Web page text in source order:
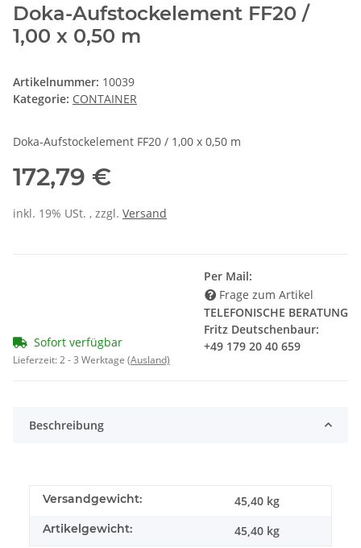
Doka-Aufstockelement FF20 /
1,00 x 0,50 m
Artikelnummer: 10039
Kategorie: CONTAINER
Doka-Aufstockelement FF20 / 1,00 x 0,50 m
172,79 €
inkl. 19% USt. , zzgl. Versand
Sofort verfügbar
Lieferzeit:2 - 3 Werktage (Ausland)
Per Mail:
Frage zum Artikel
TELEFONISCHE BERATUNG
Fritz Deutschenbaur:
+49 179 20 40 659
Beschreibung
Versandgewicht: 45,40 kg
Artikelgewicht: 45,40 kg